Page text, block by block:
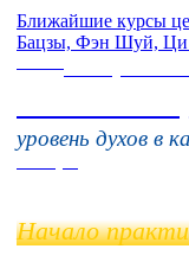
Ближайшие курсы
Бацзы, Фэн Шуй, Ци
уровень духов в
Начало